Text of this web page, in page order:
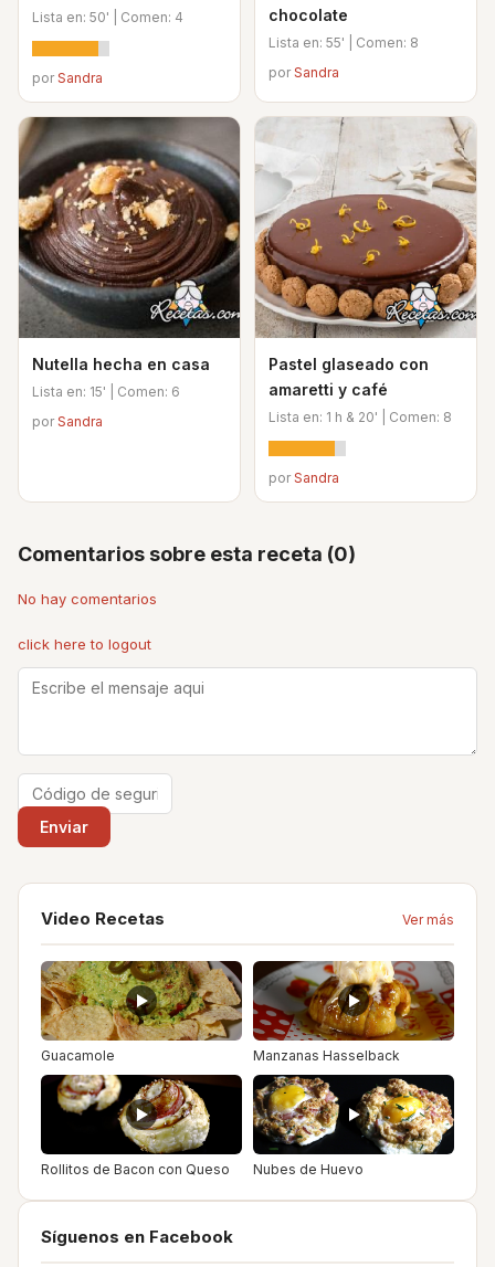
Lista en: 50' | Comen: 4
porSandra
chocolate
Lista en: 55' | Comen: 8
porSandra
Nutella hecha en casa
Lista en: 15' | Comen: 6
porSandra
Pastel glaseado con
amaretti y café
Lista en: 1 h & 20' | Comen: 8
porSandra
Comentarios sobre esta receta (0)
No hay comentarios
click here to logout
Video Recetas Ver más
Guacamole Manzanas Hasselback
Rollitos de Bacon con Queso Nubes de Huevo
Síguenos en Facebook